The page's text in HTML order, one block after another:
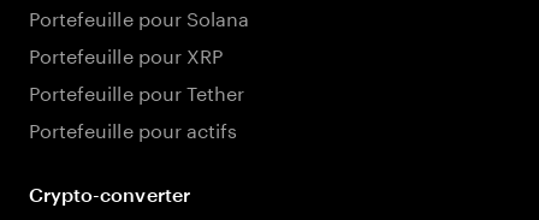
Portefeuille pour Solana
Portefeuille pour XRP
Portefeuille pour Tether
Portefeuille pour actifs
Crypto-converter